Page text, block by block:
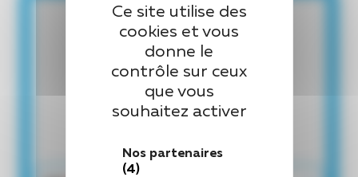
Ce site utilise des
cookies et vous
donne le
contrôle sur ceux
que vous
souhaitez activer
Nos partenaires
(4)